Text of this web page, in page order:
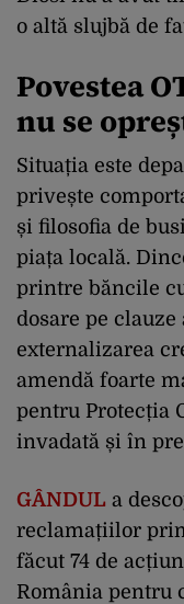
o altă slujbă de
Povestea
nu se
Situația este
privește
și filosofia de
piața locală.
printre băncile
dosare pe
externalizarea
amendă foarte
pentru Protecția
invadată și în
GÂNDUL a
reclamațiilor
făcut 74 de
România pentru